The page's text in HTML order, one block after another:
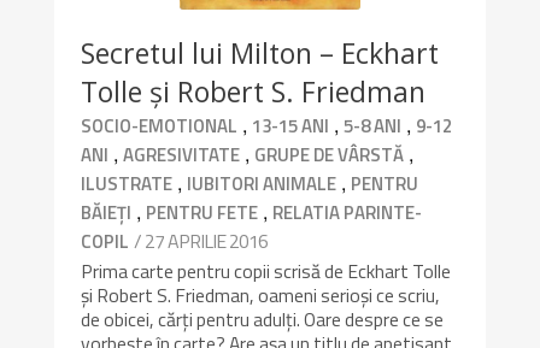
Secretul lui Milton – Eckhart
Tolle şi Robert S. Friedman
SOCIO-EMOTIONAL , 13-15 ANI ,5-8 ANI , 9-12
ANI ,AGRESIVITATE , GRUPE DE VÂRSTĂ ,
ILUSTRATE , IUBITORI ANIMALE , PENTRU
BĂIEȚI , PENTRU FETE , RELATIA PARINTE-
COPIL / 27 APRILIE 2016
Prima carte pentru copii scrisă de Eckhart Tolle
și Robert S. Friedman, oameni serioși ce scriu,
de obicei, cărți pentru adulți. Oare despre ce se